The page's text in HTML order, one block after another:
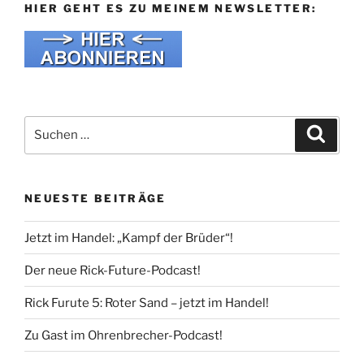
HIER GEHT ES ZU MEINEM NEWSLETTER:
nach:
NEUESTE BEITRÄGE
Jetzt im Handel: „Kampf der Brüder“!
Der neue Rick-Future-Podcast!
Rick Furute 5: Roter Sand – jetzt im Handel!
Zu Gast im Ohrenbrecher-Podcast!